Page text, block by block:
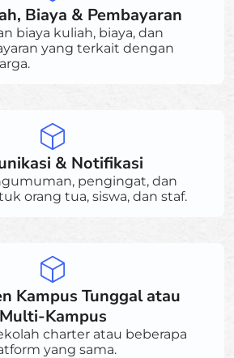
Biaya & Pembayaran
biaya kuliah, biaya, dan
yang terkait dengan
& Notifikasi
pengingat, dan
orang tua, siswa, dan staf.
Kampus Tunggal atau
Multi-Kampus
charter atau beberapa
yang sama.